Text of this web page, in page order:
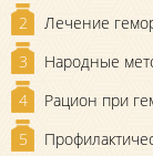
2
Лечение
3
Народные
4
Рацион при
5